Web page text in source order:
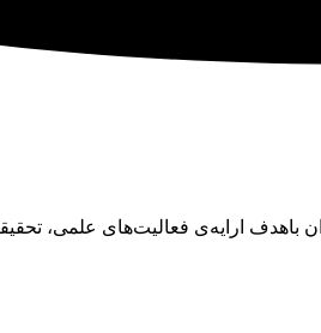
روان‌پزشکی ایران باهدف ارایه‌ی